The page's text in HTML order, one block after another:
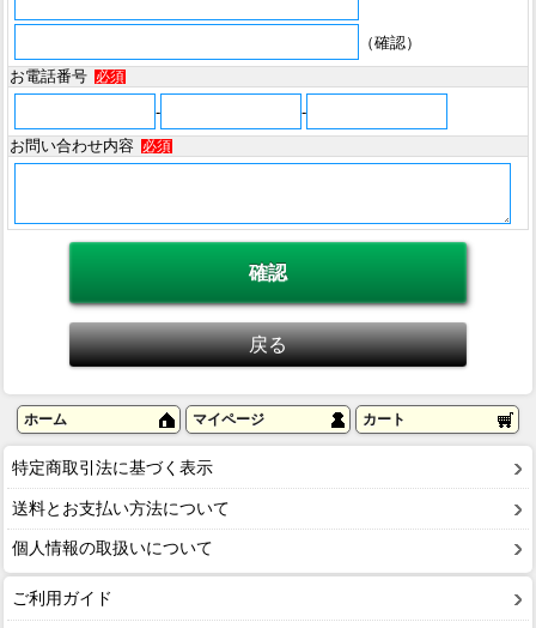
（確認）
お電話番号
必須
-
-
お問い合わせ内容
必須
ホーム マイページ カート
特定商取引法に基づく表示
送料とお支払い方法について
個人情報の取扱いについて
ご利用ガイド